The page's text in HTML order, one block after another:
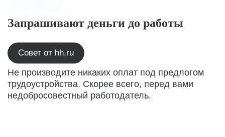
Запрашивают деньги до работы
Совет от hh.ru
Не производите никаких оплат под предлогом
трудоустройства. Скорее всего, перед вами
недобросовестный работодатель.